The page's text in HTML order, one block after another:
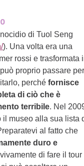
di Tuol Seng
). Una volta era una
rossi e trasformata
proprio passare per
perchéfornisce
di ciò che è
terribile. Nel
il museo alla sua lista
al fatto che
duro e
di fare il tour